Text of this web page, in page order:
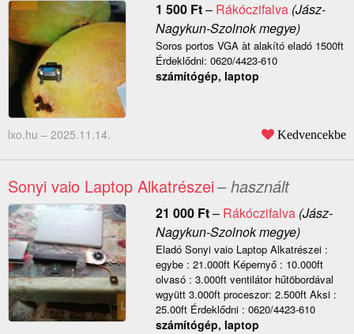
1 500 Ft– Rákóczifalva(Jász-
Nagykun-Szolnok megye)
Soros portos VGA àt alakító eladó 1500ft
Érdeklődni: 0620/4423-610
számítógép, laptop
lxo.hu – 2025.11.14. Kedvencekbe
Sonyi vaio Laptop Alkatrészei– használt
21 000 Ft– Rákóczifalva(Jász-
Nagykun-Szolnok megye)
Eladó Sonyi vaio Laptop Alkatrészei :
egybe : 21.000ft Képernyő : 10.000ft
olvasó : 3.000ft ventilátor hűtöbordával
wgyütt 3.000ft proceszor: 2.500ft Aksi :
25.00ft Érdeklődni : 0620/4423-610
számítógép, laptop